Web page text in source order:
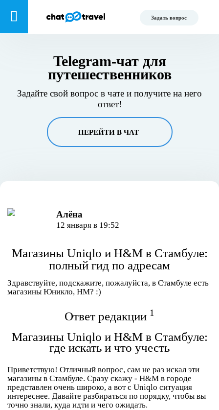
Задать вопрос
Telegram-чат для
путешественников
Задайте свой вопрос в чате и получите на него
ответ!
ПЕРЕЙТИ В ЧАТ
Алёна
12 января в 19:52
Магазины Uniqlo и H&M в Стамбуле:
полный гид по адресам
Здравствуйте, подскажите, пожалуйста, в Стамбуле есть
магазины Юникло, НМ? :)
Ответ редакции 1
Магазины Uniqlo и H&M в Стамбуле:
где искать и что учесть
Приветствую! Отличный вопрос, сам не раз искал эти
магазины в Стамбуле. Сразу скажу - H&M в городе
представлен очень широко, а вот с Uniqlo ситуация
интереснее. Давайте разбираться по порядку, чтобы вы
точно знали, куда идти и чего ожидать.